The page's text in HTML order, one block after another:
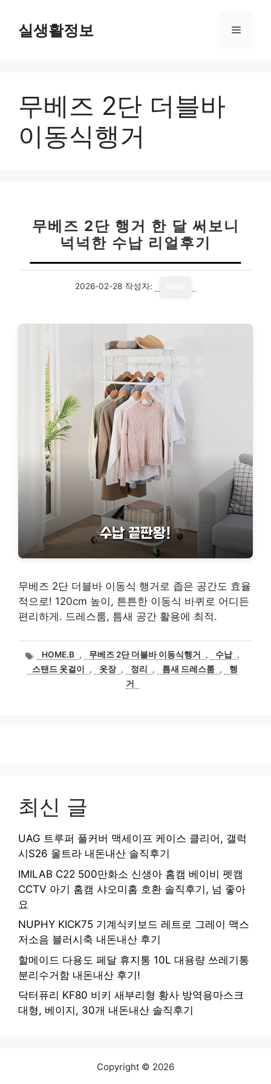
실생활정보 메
무베즈 2단 더블바
이동식행거
무베즈 2단 행거 한 달 써보니
넉넉한 수납 리얼후기
2026-02-28 작성자:
무베즈 2단 더블바 이동식 행거로 좁은 공간도 효율
적으로! 120cm 높이, 튼튼한 이동식 바퀴로 어디든
편리하게. 드레스룸, 틈새 공간 활용에 최적.
태
그
HOME.B , 무베즈 2단 더블바 이동식행거 , 수납 ,
스탠드 옷걸이
, 옷장 , 정리 , 틈새 드레스룸 ,
행
거
최신 글
UAG 트루퍼 풀커버 맥세이프 케이스 클리어, 갤럭
시S26 울트라 내돈내산 솔직후기
IMILAB C22 500만화소 신생아 홈캠 베이비 펫캠
CCTV 아기 홈캠 샤오미홈 호환 솔직후기, 넘 좋아
요
NUPHY KICK75 기계식키보드 레트로 그레이 맥스
저소음 블러시축 내돈내산 후기
할메이드 다용도 페달 휴지통 10L 대용량 쓰레기통
분리수거함 내돈내산 후기!
닥터퓨리 KF80 비키 새부리형 황사 방역용마스크
대형, 베이지, 30개 내돈내산 솔직후기
Copyright © 2026